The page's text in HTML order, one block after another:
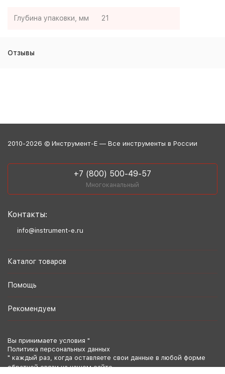
Глубина упаковки, мм 21
Отзывы
2010-2026 © Инструмент-Е — Все инструменты в России
+7 (800) 500-49-57
Многоканальный
Контакты:
info@instrument-e.ru
Каталог товаров
Помощь
Рекомендуем
Вы принимаете условия "
Политика персональных данных
" каждый раз, когда оставляете свои данные в любой форме
обратной связи на нашем сайте.